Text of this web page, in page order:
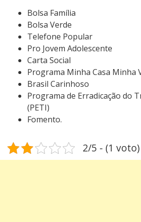
Bolsa Família
Bolsa Verde
Telefone Popular
Pro Jovem Adolescente
Carta Social
Programa Minha Casa Minha
Brasil Carinhoso
Programa de Erradicação do
(PETI)
Fomento.
2/5 - (1 voto)